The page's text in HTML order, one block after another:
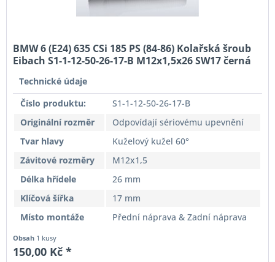
BMW 6 (E24) 635 CSi 185 PS (84-86) Kolařská šroub
Eibach S1-1-12-50-26-17-B M12x1,5x26 SW17 černá
Technické údaje
Číslo produktu:
S1-1-12-50-26-17-B
Originální rozměr
Odpovídají sériovému upevnění
Tvar hlavy
Kuželový kužel 60°
Závitové rozměry
M12x1,5
Délka hřídele
26 mm
Klíčová šířka
17 mm
Místo montáže
Přední náprava & Zadní náprava
Obsah 1 kusy
150,00 Kč *